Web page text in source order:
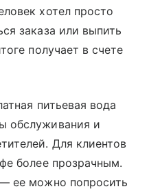
хотел просто
заказа или выпить
получает в счете
питьевая вода
обслуживания и
Для клиентов
более прозрачным.
ее можно попросить